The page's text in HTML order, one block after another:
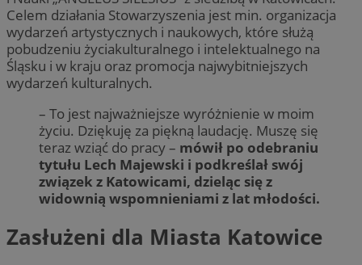
Celem działania Stowarzyszenia jest min. organizacja
wydarzeń artystycznych i naukowych, które służą
pobudzeniu życiakulturalnego i intelektualnego na
Śląsku i w kraju oraz promocja najwybitniejszych
wydarzeń kulturalnych.
– To jest najważniejsze wyróżnienie w moim
życiu. Dziękuję za piękną laudację. Muszę się
teraz wziąć do pracy – mówił po odebraniu
tytułu Lech Majewski i podkreślał swój
związek z Katowicami, dzieląc się z
widownią wspomnieniami z lat młodości.
Zasłużeni dla Miasta Katowice